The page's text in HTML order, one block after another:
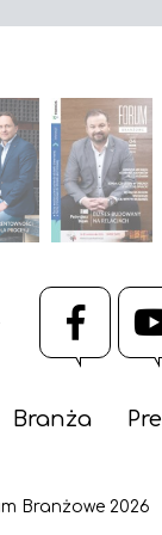
Branża
Branżowe 2026